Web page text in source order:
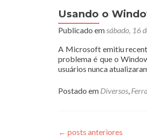
Usando o
Publicado emsábado, 16
A Microsoft emitiu
problema é que o
usuários nunca
Postado em Diversos,
← posts anteriores